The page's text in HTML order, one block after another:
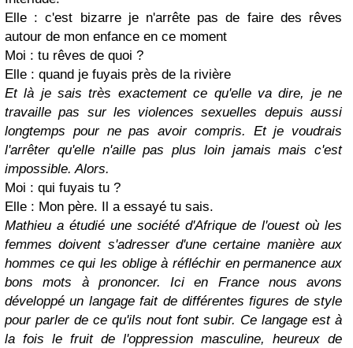
Elle : c'est bizarre je n'arrête pas de faire des rêves
autour de mon enfance en ce moment
Moi : tu rêves de quoi ?
Elle : quand je fuyais près de la rivière
Et là je sais très exactement ce qu'elle va dire, je ne
travaille pas sur les violences sexuelles depuis aussi
longtemps pour ne pas avoir compris. Et je voudrais
l'arrêter qu'elle n'aille pas plus loin jamais mais c'est
impossible. Alors.
Moi : qui fuyais tu ?
Elle : Mon père. Il a essayé tu sais.
Mathieu a étudié une société d'Afrique de l'ouest où les
femmes doivent s'adresser d'une certaine manière aux
hommes ce qui les oblige à réfléchir en permanence aux
bons mots à prononcer. Ici en France nous avons
développé un langage fait de différentes figures de style
pour parler de ce qu'ils nout font subir. Ce langage est à
la fois le fruit de l'oppression masculine, heureux de